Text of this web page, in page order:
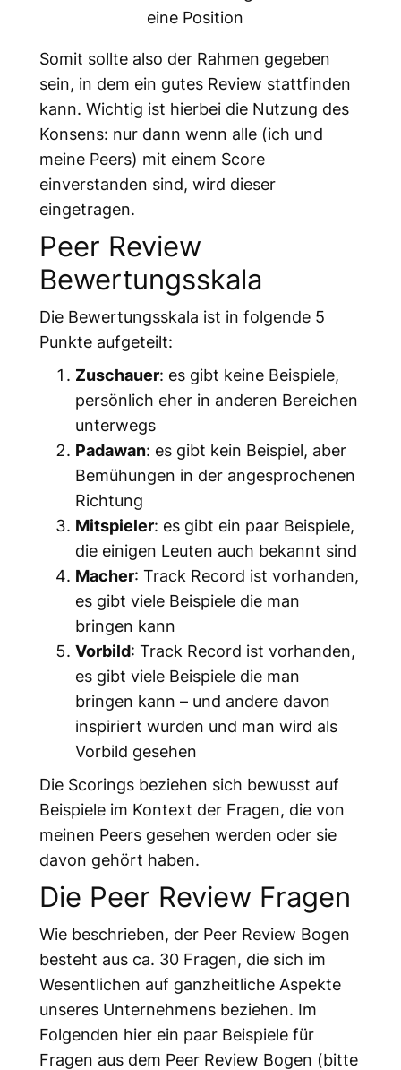
eine Position
Somit sollte also der Rahmen gegeben
sein, in dem ein gutes Review stattfinden
kann. Wichtig ist hierbei die Nutzung des
Konsens: nur dann wenn alle (ich und
meine Peers) mit einem Score
einverstanden sind, wird dieser
eingetragen.
Peer Review
Bewertungsskala
Die Bewertungsskala ist in folgende 5
Punkte aufgeteilt:
Zuschauer: es gibt keine Beispiele,
persönlich eher in anderen Bereichen
unterwegs
Padawan: es gibt kein Beispiel, aber
Bemühungen in der angesprochenen
Richtung
Mitspieler: es gibt ein paar Beispiele,
die einigen Leuten auch bekannt sind
Macher: Track Record ist vorhanden,
es gibt viele Beispiele die man
bringen kann
Vorbild: Track Record ist vorhanden,
es gibt viele Beispiele die man
bringen kann – und andere davon
inspiriert wurden und man wird als
Vorbild gesehen
Die Scorings beziehen sich bewusst auf
Beispiele im Kontext der Fragen, die von
meinen Peers gesehen werden oder sie
davon gehört haben.
Die Peer Review Fragen
Wie beschrieben, der Peer Review Bogen
besteht aus ca. 30 Fragen, die sich im
Wesentlichen auf ganzheitliche Aspekte
unseres Unternehmens beziehen. Im
Folgenden hier ein paar Beispiele für
Fragen aus dem Peer Review Bogen (bitte